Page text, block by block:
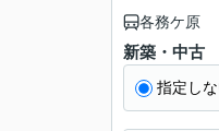
各務ケ原
新築・中古
指定し